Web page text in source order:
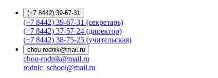
(+7 8442) 39-67-31
(+7 8442) 39-67-31 (секретарь)
(+7 8442) 37-57-24 (директор)
(+7 8442) 38-75-25 (учительская)
chou-rodnik@mail.ru
chou-rodnik@mail.ru
rodnic_school@mail.ru